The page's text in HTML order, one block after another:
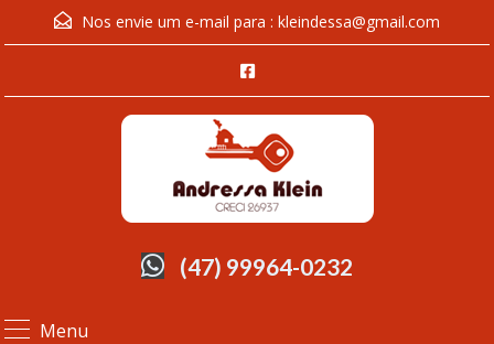
Nos envie um e-mail para : kleindessa@gmail.com
(47) 99964-0232
Menu